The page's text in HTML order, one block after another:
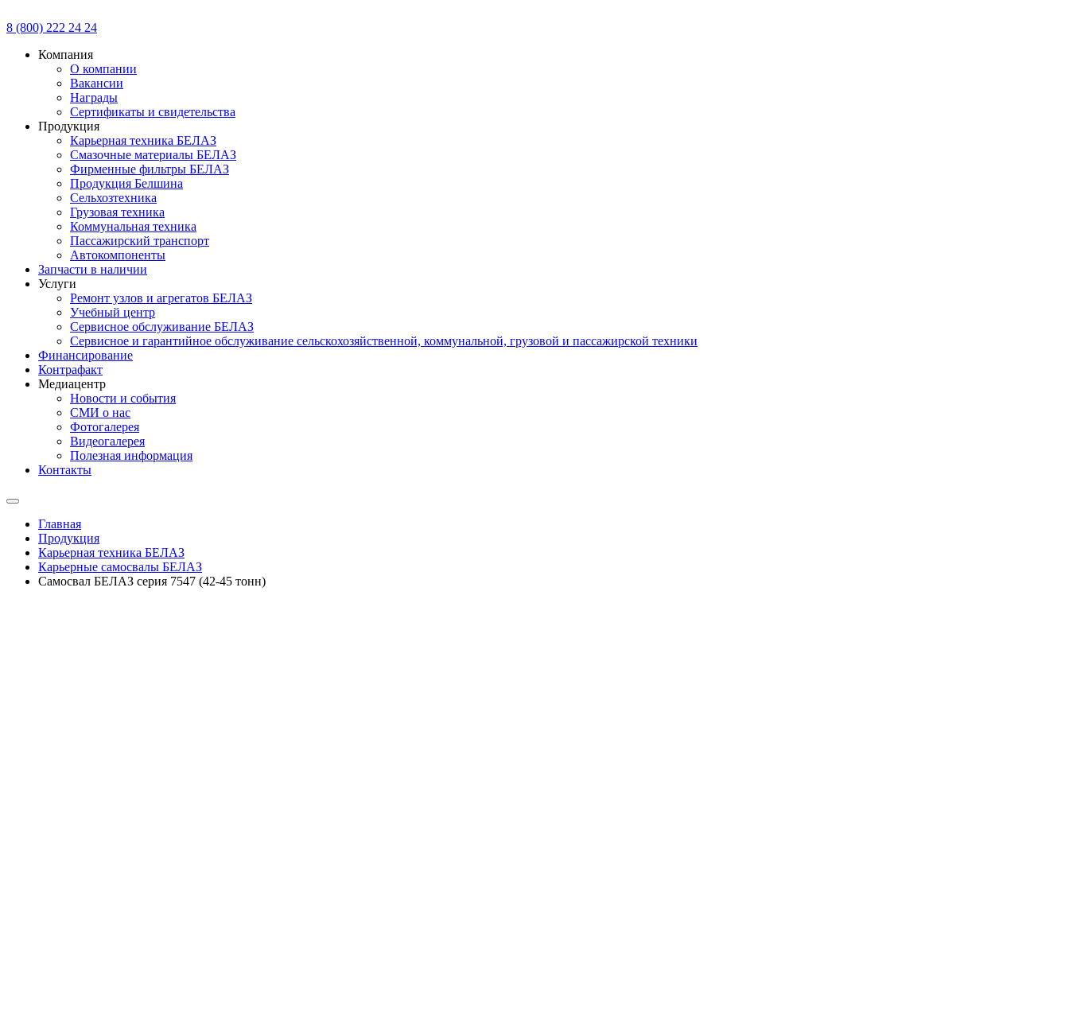
8 (800) 222 24 24
Компания
О компании
Вакансии
Награды
Сертификаты и свидетельства
Продукция
Карьерная техника БЕЛАЗ
Смазочные материалы БЕЛАЗ
Фирменные фильтры БЕЛАЗ
Продукция Белшина
Сельхозтехника
Грузовая техника
Коммунальная техника
Пассажирский транспорт
Автокомпоненты
Запчасти в наличии
Услуги
Ремонт узлов и агрегатов БЕЛАЗ
Учебный центр
Сервисное обслуживание БЕЛАЗ
Сервисное и гарантийное обслуживание сельскохозяйственной, коммунальной, грузовой и пассажирской техники
Финансирование
Контрафакт
Медиацентр
Новости и события
СМИ о нас
Фотогалерея
Видеогалерея
Полезная информация
Контакты
Главная
Продукция
Карьерная техника БЕЛАЗ
Карьерные самосвалы БЕЛАЗ
Самосвал БЕЛАЗ серия 7547 (42-45 тонн)